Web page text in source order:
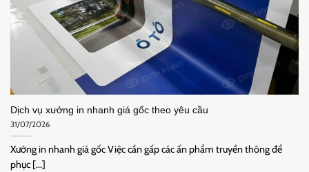
Dịch vụ xưởng in nhanh giá gốc theo yêu cầu
31/07/2026
Xưởng in nhanh giá gốc Việc cần gấp các ấn phẩm truyền thông để
phục [...]